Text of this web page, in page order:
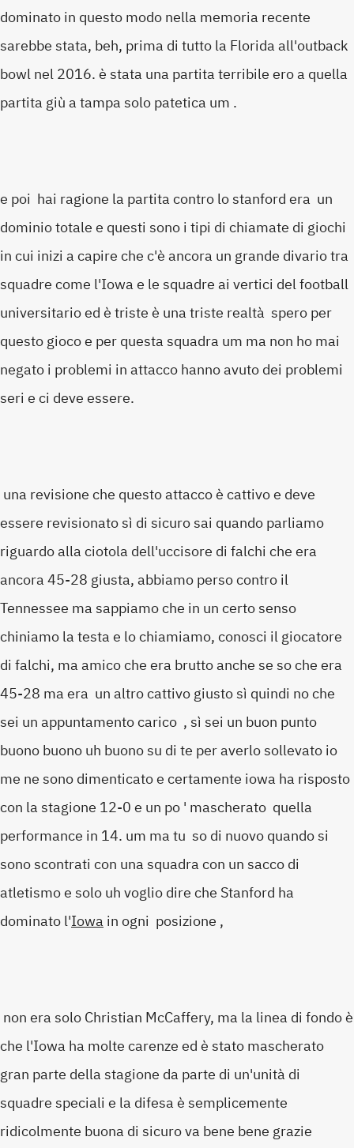
dominato in questo modo nella memoria recente
sarebbe stata, beh, prima di tutto la Florida all'outback
bowl nel 2016. è stata una partita terribile ero a quella
partita giù a tampa solo patetica um .
e poi hai ragione la partita contro lo stanford era un
dominio totale e questi sono i tipi di chiamate di giochi
in cui inizi a capire che c'è ancora un grande divario tra
squadre come l'Iowa e le squadre ai vertici del football
universitario ed è triste è una triste realtà spero per
questo gioco e per questa squadra um ma non ho mai
negato i problemi in attacco hanno avuto dei problemi
seri e ci deve essere.
una revisione che questo attacco è cattivo e deve
essere revisionato sì di sicuro sai quando parliamo
riguardo alla ciotola dell'uccisore di falchi che era
ancora 45-28 giusta, abbiamo perso contro il
Tennessee ma sappiamo che in un certo senso
chiniamo la testa e lo chiamiamo, conosci il giocatore
di falchi, ma amico che era brutto anche se so che era
45-28 ma era un altro cattivo giusto sì quindi no che
sei un appuntamento carico , sì sei un buon punto
buono buono uh buono su di te per averlo sollevato io
me ne sono dimenticato e certamente iowa ha risposto
con la stagione 12-0 e un po ' mascherato quella
performance in 14. um ma tu so di nuovo quando si
sono scontrati con una squadra con un sacco di
atletismo e solo uh voglio dire che Stanford ha
dominato l'Iowa in ogni posizione ,
non era solo Christian McCaffery, ma la linea di fondo è
che l'Iowa ha molte carenze ed è stato mascherato
gran parte della stagione da parte di un'unità di
squadre speciali e la difesa è semplicemente
ridicolmente buona di sicuro va bene bene grazie